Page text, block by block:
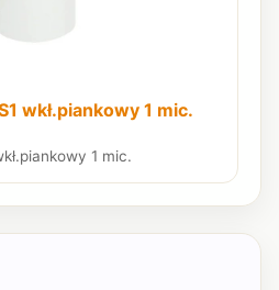
wkł.piankowy 1 mic.
1 mic.